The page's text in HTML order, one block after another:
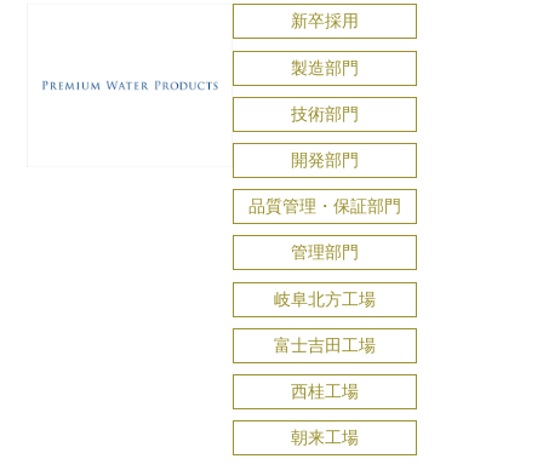
新卒採用
製造部門
技術部門
開発部門
品質管理・保証部門
管理部門
岐阜北方工場
富士吉田工場
西桂工場
朝来工場